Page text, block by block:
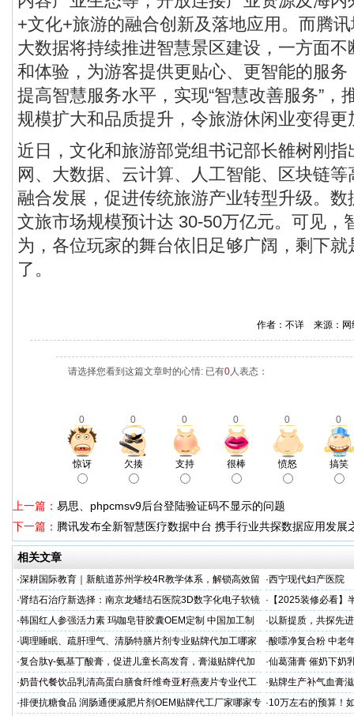
+文化+旅游的融合创新及落地应用。而腾
大数据将持续推进智慧景区建设，一方面
和体验，为游客提供更贴心、更智能的服
提高智慧服务水平，实现“智慧改善服务”，
规模扩大和品质提升，令旅游休闲业变得
近日，文化和旅游部党组书记部长雒树刚
网、大数据、云计算、人工智能、区块链
融合发展，促进传统旅游产业转型升级。
文旅市场规模预计达 30-50万亿元。可见，
为，各位玩家的舞台依旧足够广阔，剩下
了。
作者：不详 来源：
请选择您看到这篇文章时的心情: 已有0人表态：
0 0 0 0 0 0
惊讶 欠揍 支持 很棒 愤怒 搞笑
上一篇： 易思、phpcmsv9后台登陆验证码不显示的问题
下一篇： 腾讯发布全新智慧医疗数据中台 携手行业共探数据应用发展
相关文章
·深耕国际教育｜新航道苏州学校4R教学体系，解锁高效留
学备考之路
·西宁现代妇产医院
·肾结石治疗新选择：南京龙蟠结石医院3D数字化电子软镜
保肾取石术
· 【2025装修必看
你省下3万冤枉钱！
·韩国红人参强活力素 玛咖皂苷胶囊OEM定制 中国加工制
造商
· 以新提质，共探先
·调理睡眠、疏肝理气、清肠特膳片剂专业贴牌代加工哪家
专业
·酸嘌净复合粉 中老
·复合肽γ-氨基丁酸膏，促进儿童长高发育，膏滋贴牌代加
工厂家
·仙葛蒲膏 催奶下奶
家
·奶昔代餐饮品乳清高蛋白膳食纤维奇亚籽燕麦片专业代工
厂家
·贴牌生产补气血膏
·排便抗糖食品 润肠通便减肥片剂OEM贴牌代工厂家哪家专 ·10万左右的预算！